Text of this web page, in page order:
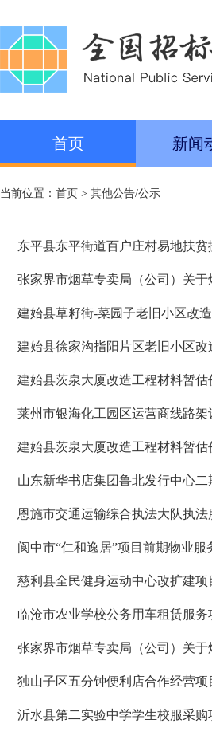
首页 新闻
当前位置： 首页 > 其他公告/公示
东平县东平街道百户庄村易地扶
张家界市烟草专卖局（公司）关
建始县草籽街-菜园子老旧小区改
建始县徐家沟指阳片区老旧小区
建始县茨泉大厦改造工程材料暂
莱州市银海化工园区运营商线路
建始县茨泉大厦改造工程材料暂
山东新华书店集团鲁北发行中心
恩施市交通运输综合执法大队执
阆中市“仁和逸居”项目前期物业服
慈利县全民健身运动中心改扩建
临沧市农业学校公务用车租赁服
张家界市烟草专卖局（公司）关
独山子区五分钟便利店合作经营项
沂水县第二实验中学学生校服采购